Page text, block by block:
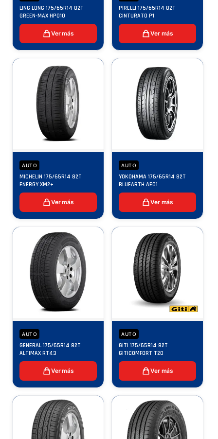
LING LONG 175/65R14 82T
GREEN-MAX HP010
Ver más
PIRELLI 175/65R14 82T
CINTURATO P1
Ver más
AUTO
MICHELIN 175/65R14 82T
ENERGY XM2+
Ver más
AUTO
YOKOHAMA 175/65R14 82T
BLUEARTH AE01
Ver más
AUTO
GENERAL 175/65R14 82T
ALTIMAX RT43
Ver más
AUTO
GITI 175/65R14 82T
GITICOMFORT T20
Ver más